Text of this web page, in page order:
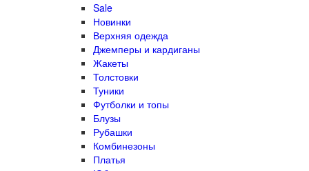
Sale
Новинки
Верхняя одежда
Джемперы и кардиганы
Жакеты
Толстовки
Туники
Футболки и топы
Блузы
Рубашки
Комбинезоны
Платья